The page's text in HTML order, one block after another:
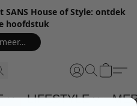
House of Style: ontdek
hoofdstuk
LIFESTYLE